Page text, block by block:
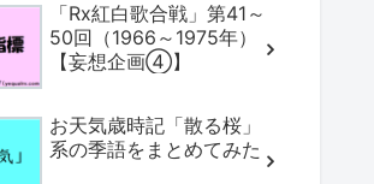
「Rx紅白歌合戦」第41～
50回（1966～1975年）
【妄想企画④】
お天気歳時記「散る桜」
系の季語をまとめてみた